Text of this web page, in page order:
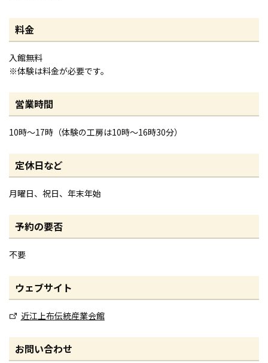
料金
入館無料
※体験は料金が必要です。
営業時間
10時～17時（体験の工房は10時～16時30分）
定休日など
月曜日、祝日、年末年始
予約の要否
不要
ウェブサイト
近江上布伝統産業会館
お問い合わせ